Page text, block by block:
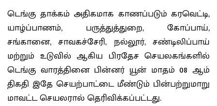
டெங்கு தாக்கம் அதிகமாக காணப்படும் கரவெட்டி,
யாழ்ப்பாணம், பருத்துத்துறை, கோப்பாய்,
சங்கானை, சாவகச்சேரி, நல்லூர், சண்டிலிப்பாய்
மற்றும் உடுவில் ஆகிய பிரதேச செயலகங்களில்
டெங்கு வாரத்தினை பின்னர் யூன் மாதம் 08 ஆம்
திகதி இதே செயற்பாட்டை மீண்டும் பின்பற்றுமாறு
மாவட்ட செயலரால் தெரிவிக்கப்பட்டது.